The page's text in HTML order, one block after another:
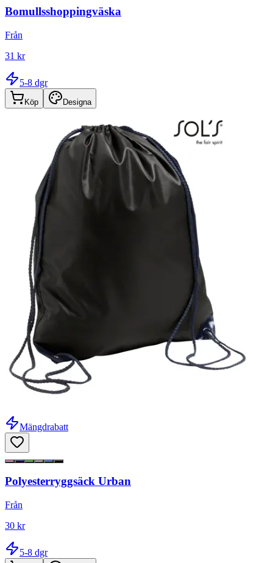
Bomullsshoppingväska
Från
31 kr
5-8 dgr
Köp Designa
Mängdrabatt
Polyesterryggsäck Urban
Från
30 kr
5-8 dgr